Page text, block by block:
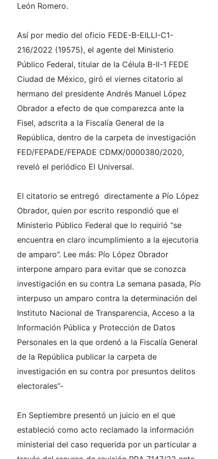
León Romero.
Así por medio del oficio FEDE-B-EILLI-C1-
216/2022 (19575), el agente del Ministerio
Público Federal, titular de la Célula B-II-1 FEDE
Ciudad de México, giró el viernes citatorio al
hermano del presidente Andrés Manuel López
Obrador a efecto de que comparezca ante la
Fisel, adscrita a la Fiscalía General de la
República, dentro de la carpeta de investigación
FED/FEPADE/FEPADE CDMX/0000380/2020,
reveló el periódico El Universal.
El citatorio se entregó directamente a Pío López
Obrador, quien por escrito respondió que el
Ministerio Público Federal que lo requirió “se
encuentra en claro incumplimiento a la ejecutoria
de amparo”. Lee más: Pío López Obrador
interpone amparo para evitar que se conozca
investigación en su contra La semana pasada, Pío
interpuso un amparo contra la determinación del
Instituto Nacional de Transparencia, Acceso a la
Información Pública y Protección de Datos
Personales en la que ordenó a la Fiscalía General
de la República publicar la carpeta de
investigación en su contra por presuntos delitos
electorales”-
En Septiembre presentó un juicio en el que
estableció como acto reclamado la información
ministerial del caso requerida por un particular a